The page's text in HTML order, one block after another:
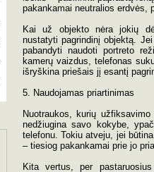
pakankamai neutralios erdvės,
Kai už objekto nėra jokių
nustatyti pagrindinį objektą.
pabandyti naudoti portreto
kamerų vaizdus, telefonas
išryškina priešais jį esantį
5. Naudojamas priartinimas
Nuotraukos, kurių
nedžiugina savo kokybe,
telefonu. Tokiu atveju, jei
– tiesiog pakankamai prie jo
Kita vertus, per